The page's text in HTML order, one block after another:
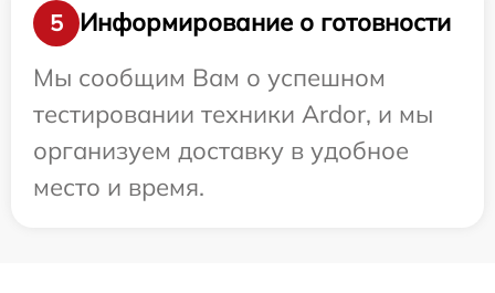
5
Информирование о готовности
Мы сообщим Вам о успешном
тестировании техники Ardor, и мы
организуем доставку в удобное
место и время.